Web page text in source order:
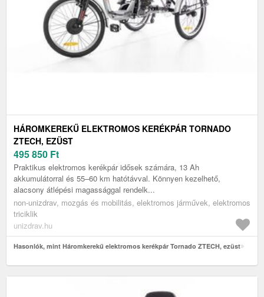
HÁROMKEREKŰ ELEKTROMOS KERÉKPÁR TORNADO
ZTECH, EZÜST
495 850 Ft
Praktikus elektromos kerékpár idősek számára, 13 Ah
akkumulátorral és 55–60 km hatótávval. Könnyen kezelhető,
alacsony átlépési magassággal rendelk...
non-unizdrav, mozgás és mobilitás, elektromos járművek, elektromos
triciklik
unizdrav.hu
Hasonlók, mint Háromkerekű elektromos kerékpár Tornado ZTECH, ezüst